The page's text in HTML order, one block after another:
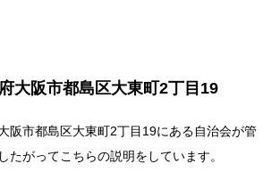
大阪市都島区大東町2丁目19
阪市都島区大東町2丁目19にある自治会が管
たがってこちらの説明をしています。